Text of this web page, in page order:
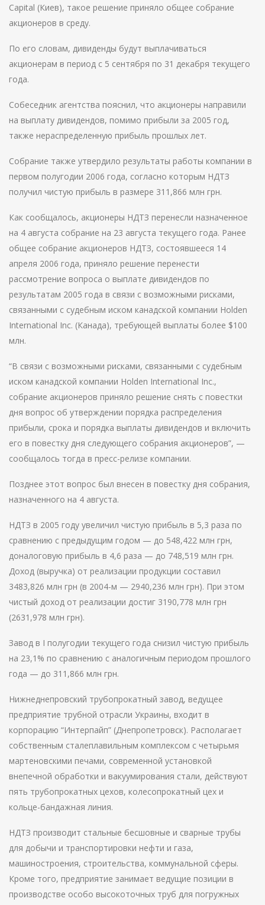
Capital (Киев), такое решение приняло общее собрание
акционеров в среду.
По его словам, дивиденды будут выплачиваться
акционерам в период с 5 сентября по 31 декабря текущего
года.
Собеседник агентства пояснил, что акционеры направили
на выплату дивидендов, помимо прибыли за 2005 год,
также нераспределенную прибыль прошлых лет.
Собрание также утвердило результаты работы компании в
первом полугодии 2006 года, согласно которым НДТЗ
получил чистую прибыль в размере 311,866 млн грн.
Как сообщалось, акционеры НДТЗ перенесли назначенное
на 4 августа собрание на 23 августа текущего года. Ранее
общее собрание акционеров НДТЗ, состоявшееся 14
апреля 2006 года, приняло решение перенести
рассмотрение вопроса о выплате дивидендов по
результатам 2005 года в связи с возможными рисками,
связанными с судебным иском канадской компании Holden
International Inc. (Канада), требующей выплаты более $100
млн.
“В связи с возможными рисками, связанными с судебным
иском канадской компании Holden International Inc.,
собрание акционеров приняло решение снять с повестки
дня вопрос об утверждении порядка распределения
прибыли, срока и порядка выплаты дивидендов и включить
его в повестку дня следующего собрания акционеров”, —
сообщалось тогда в пресс-релизе компании.
Позднее этот вопрос был внесен в повестку дня собрания,
назначенного на 4 августа.
НДТЗ в 2005 году увеличил чистую прибыль в 5,3 раза по
сравнению с предыдущим годом — до 548,422 млн грн,
доналоговую прибыль в 4,6 раза — до 748,519 млн грн.
Доход (выручка) от реализации продукции составил
3483,826 млн грн (в 2004-м — 2940,236 млн грн). При этом
чистый доход от реализации достиг 3190,778 млн грн
(2631,978 млн грн).
Завод в I полугодии текущего года снизил чистую прибыль
на 23,1% по сравнению с аналогичным периодом прошлого
года — до 311,866 млн грн.
Нижнеднепровский трубопрокатный завод, ведущее
предприятие трубной отрасли Украины, входит в
корпорацию “Интерпайп” (Днепропетровск). Располагает
собственным сталеплавильным комплексом с четырьмя
мартеновскими печами, современной установкой
внепечной обработки и вакуумирования стали, действуют
пять трубопрокатных цехов, колесопрокатный цех и
кольце-бандажная линия.
НДТЗ производит стальные бесшовные и сварные трубы
для добычи и транспортировки нефти и газа,
машиностроения, строительства, коммунальной сферы.
Кроме того, предприятие занимает ведущие позиции в
производстве особо высокоточных труб для погружных